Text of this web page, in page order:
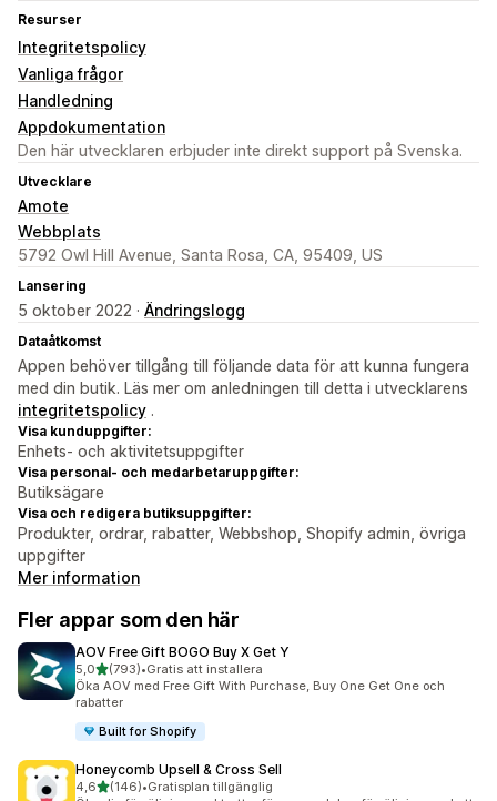
Resurser
Integritetspolicy
Vanliga frågor
Handledning
Appdokumentation
Den här utvecklaren erbjuder inte direkt support på Svenska.
Utvecklare
Amote
Webbplats
5792 Owl Hill Avenue, Santa Rosa, CA, 95409, US
Lansering
5 oktober 2022 · Ändringslogg
Dataåtkomst
Appen behöver tillgång till följande data för att kunna fungera
med din butik. Läs mer om anledningen till detta i utvecklarens
integritetspolicy .
Visa kunduppgifter:
Enhets- och aktivitetsuppgifter
Visa personal- och medarbetaruppgifter:
Butiksägare
Visa och redigera butiksuppgifter:
Produkter, ordrar, rabatter, Webbshop, Shopify admin, övriga
uppgifter
Mer information
Fler appar som den här
AOV Free Gift BOGO Buy X Get Y
5,0av 5 stjärnor
(793)
793 recensioner totalt
•Gratis att installera
Öka AOV med Free Gift With Purchase, Buy One Get One och
rabatter
Built for Shopify
Honeycomb Upsell & Cross Sell
4,6av 5 stjärnor
(146)
146 recensioner totalt
•Gratisplan tillgänglig